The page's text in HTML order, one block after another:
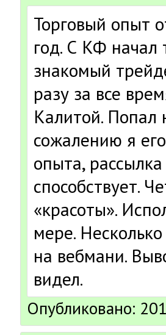
Торговый опыт
год. С КФ начал
знакомый
разу за все
Калитой. Попал
сожалению я
опыта,
способствует.
«красоты».
мере.
на вебмани.
видел.
Опубликовано: